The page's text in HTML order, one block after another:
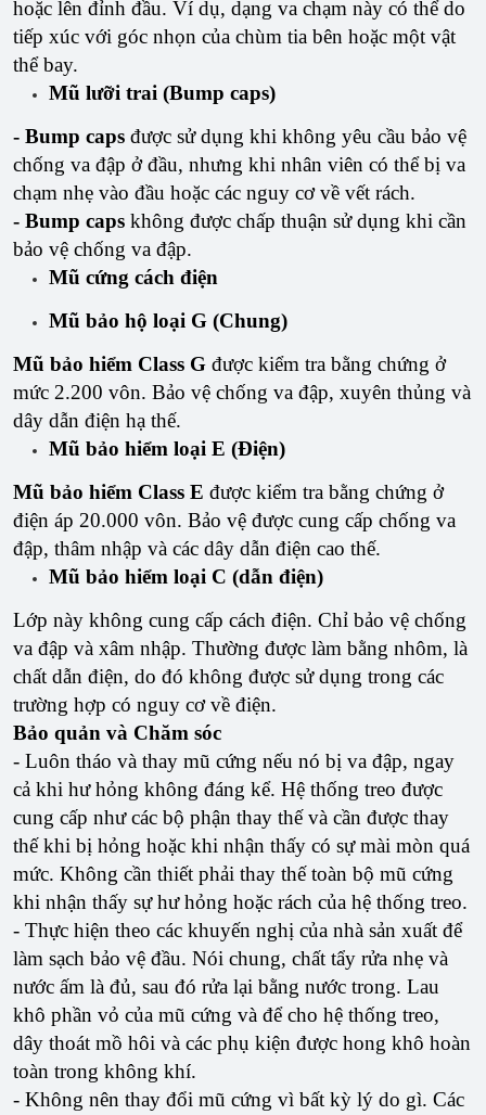
hoặc lên đỉnh đầu. Ví dụ, dạng va chạm này có thể do
tiếp xúc với góc nhọn của chùm tia bên hoặc một vật
thể bay.
Mũ lưỡi trai (Bump caps)
- Bump caps được sử dụng khi không yêu cầu bảo vệ
chống va đập ở đầu, nhưng khi nhân viên có thể bị va
chạm nhẹ vào đầu hoặc các nguy cơ về vết rách.
- Bump caps không được chấp thuận sử dụng khi cần
bảo vệ chống va đập.
Mũ cứng cách điện
Mũ bảo hộ loại G (Chung)
Mũ bảo hiểm Class G được kiểm tra bằng chứng ở
mức 2.200 vôn. Bảo vệ chống va đập, xuyên thủng và
dây dẫn điện hạ thế.
Mũ bảo hiểm loại E (Điện)
Mũ bảo hiểm Class E được kiểm tra bằng chứng ở
điện áp 20.000 vôn. Bảo vệ được cung cấp chống va
đập, thâm nhập và các dây dẫn điện cao thế.
Mũ bảo hiểm loại C (dẫn điện)
Lớp này không cung cấp cách điện. Chỉ bảo vệ chống
va đập và xâm nhập. Thường được làm bằng nhôm, là
chất dẫn điện, do đó không được sử dụng trong các
trường hợp có nguy cơ về điện.
Bảo quản và Chăm sóc
- Luôn tháo và thay mũ cứng nếu nó bị va đập, ngay
cả khi hư hỏng không đáng kể. Hệ thống treo được
cung cấp như các bộ phận thay thế và cần được thay
thế khi bị hỏng hoặc khi nhận thấy có sự mài mòn quá
mức. Không cần thiết phải thay thế toàn bộ mũ cứng
khi nhận thấy sự hư hỏng hoặc rách của hệ thống treo.
- Thực hiện theo các khuyến nghị của nhà sản xuất để
làm sạch bảo vệ đầu. Nói chung, chất tẩy rửa nhẹ và
nước ấm là đủ, sau đó rửa lại bằng nước trong. Lau
khô phần vỏ của mũ cứng và để cho hệ thống treo,
dây thoát mồ hôi và các phụ kiện được hong khô hoàn
toàn trong không khí.
- Không nên thay đổi mũ cứng vì bất kỳ lý do gì. Các